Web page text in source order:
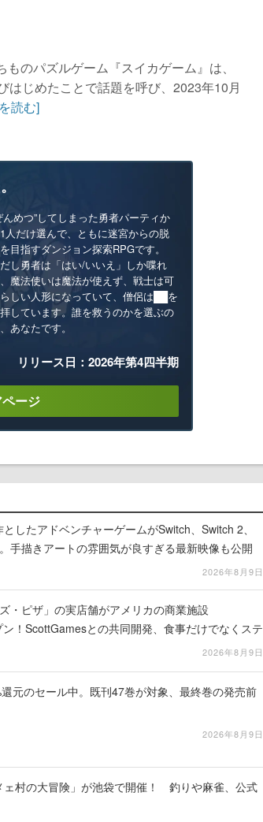
のパズルゲーム『スイカゲーム』は、
じめたことで話題を呼び、2023年10月
読む]
んめつ”してしまった勇者パーティか
人だけ選んで、ともに迷宮からの脱
目指すダンジョン探索RPGです。
し勇者は「はい/いいえ」しか喋れ
魔法使いは魔法が使えず、戦士は可
しい人形になっていて、僧侶は██を
しています。誰を救うのかを選ぶの
あなたです。
リリース日：2026年第4四半期
ージ
したアドベンチャーゲームがSwitch、Switch 2、
手描きアートの雰囲気が良すぎる最新映像も公開
2026年8月9日
・ピザ」の実店舗がアメリカの商業施設
！ScottGamesとの共同開発、食事だけでなくステ
2026年8月9日
元のセール中。既刊47巻が対象、最終巻の発売前
2026年8月9日
ェ村の大冒険」が池袋で開催！ 釣りや麻雀、公式